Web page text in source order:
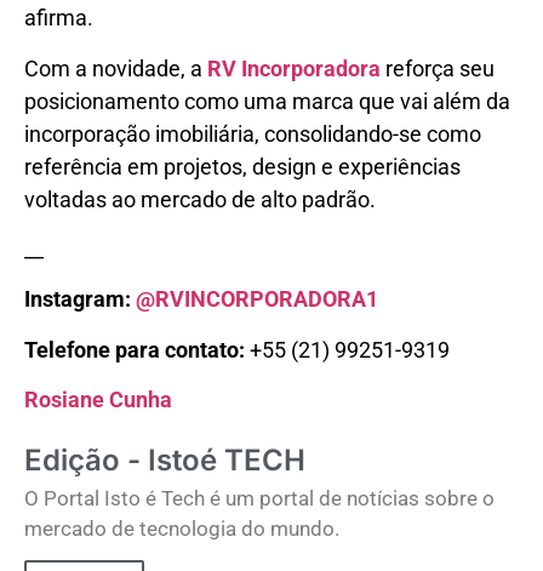
afirma.
Com a novidade, a RV Incorporadora reforça seu
posicionamento como uma marca que vai além da
incorporação imobiliária, consolidando-se como
referência em projetos, design e experiências
voltadas ao mercado de alto padrão.
Instagram: @RVINCORPORADORA1
Telefone para contato: +55 (21) 99251-9319
Rosiane Cunha
Edição - Istoé TECH
O Portal Isto é Tech é um portal de notícias sobre o
mercado de tecnologia do mundo.